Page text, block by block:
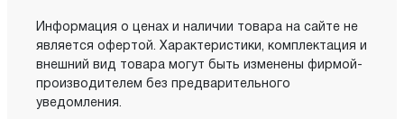
Информация о ценах и наличии товара на сайте не
является офертой. Характеристики, комплектация и
внешний вид товара могут быть изменены фирмой-
производителем без предварительного
уведомления.